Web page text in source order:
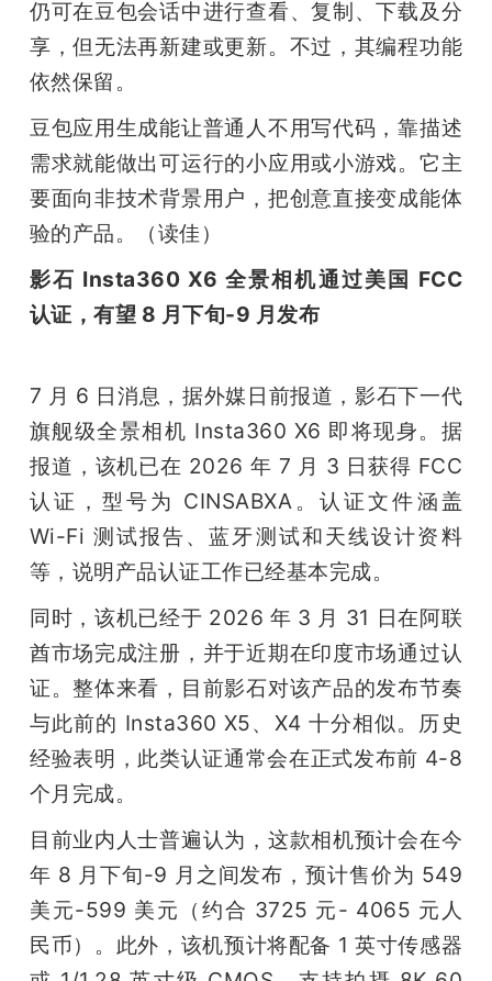
仍可在豆包会话中进行查看、复制、下载及分
享，但无法再新建或更新。不过，其编程功能
依然保留。
豆包应用生成能让普通人不用写代码，靠描述
需求就能做出可运行的小应用或小游戏。它主
要面向非技术背景用户，把创意直接变成能体
验的产品。（读佳）
影石 Insta360 X6 全景相机通过美国 FCC
认证，有望 8 月下旬-9 月发布
7 月 6 日消息，据外媒日前报道，影石下一代
旗舰级全景相机 Insta360 X6 即将现身。据
报道，该机已在 2026 年 7 月 3 日获得 FCC
认证，型号为 CINSABXA。认证文件涵盖
Wi-Fi 测试报告、蓝牙测试和天线设计资料
等，说明产品认证工作已经基本完成。
同时，该机已经于 2026 年 3 月 31 日在阿联
酋市场完成注册，并于近期在印度市场通过认
证。整体来看，目前影石对该产品的发布节奏
与此前的 Insta360 X5、X4 十分相似。历史
经验表明，此类认证通常会在正式发布前 4-8
个月完成。
目前业内人士普遍认为，这款相机预计会在今
年 8 月下旬-9 月之间发布，预计售价为 549
美元-599 美元（约合 3725 元- 4065 元人
民币）。此外，该机预计将配备 1 英寸传感器